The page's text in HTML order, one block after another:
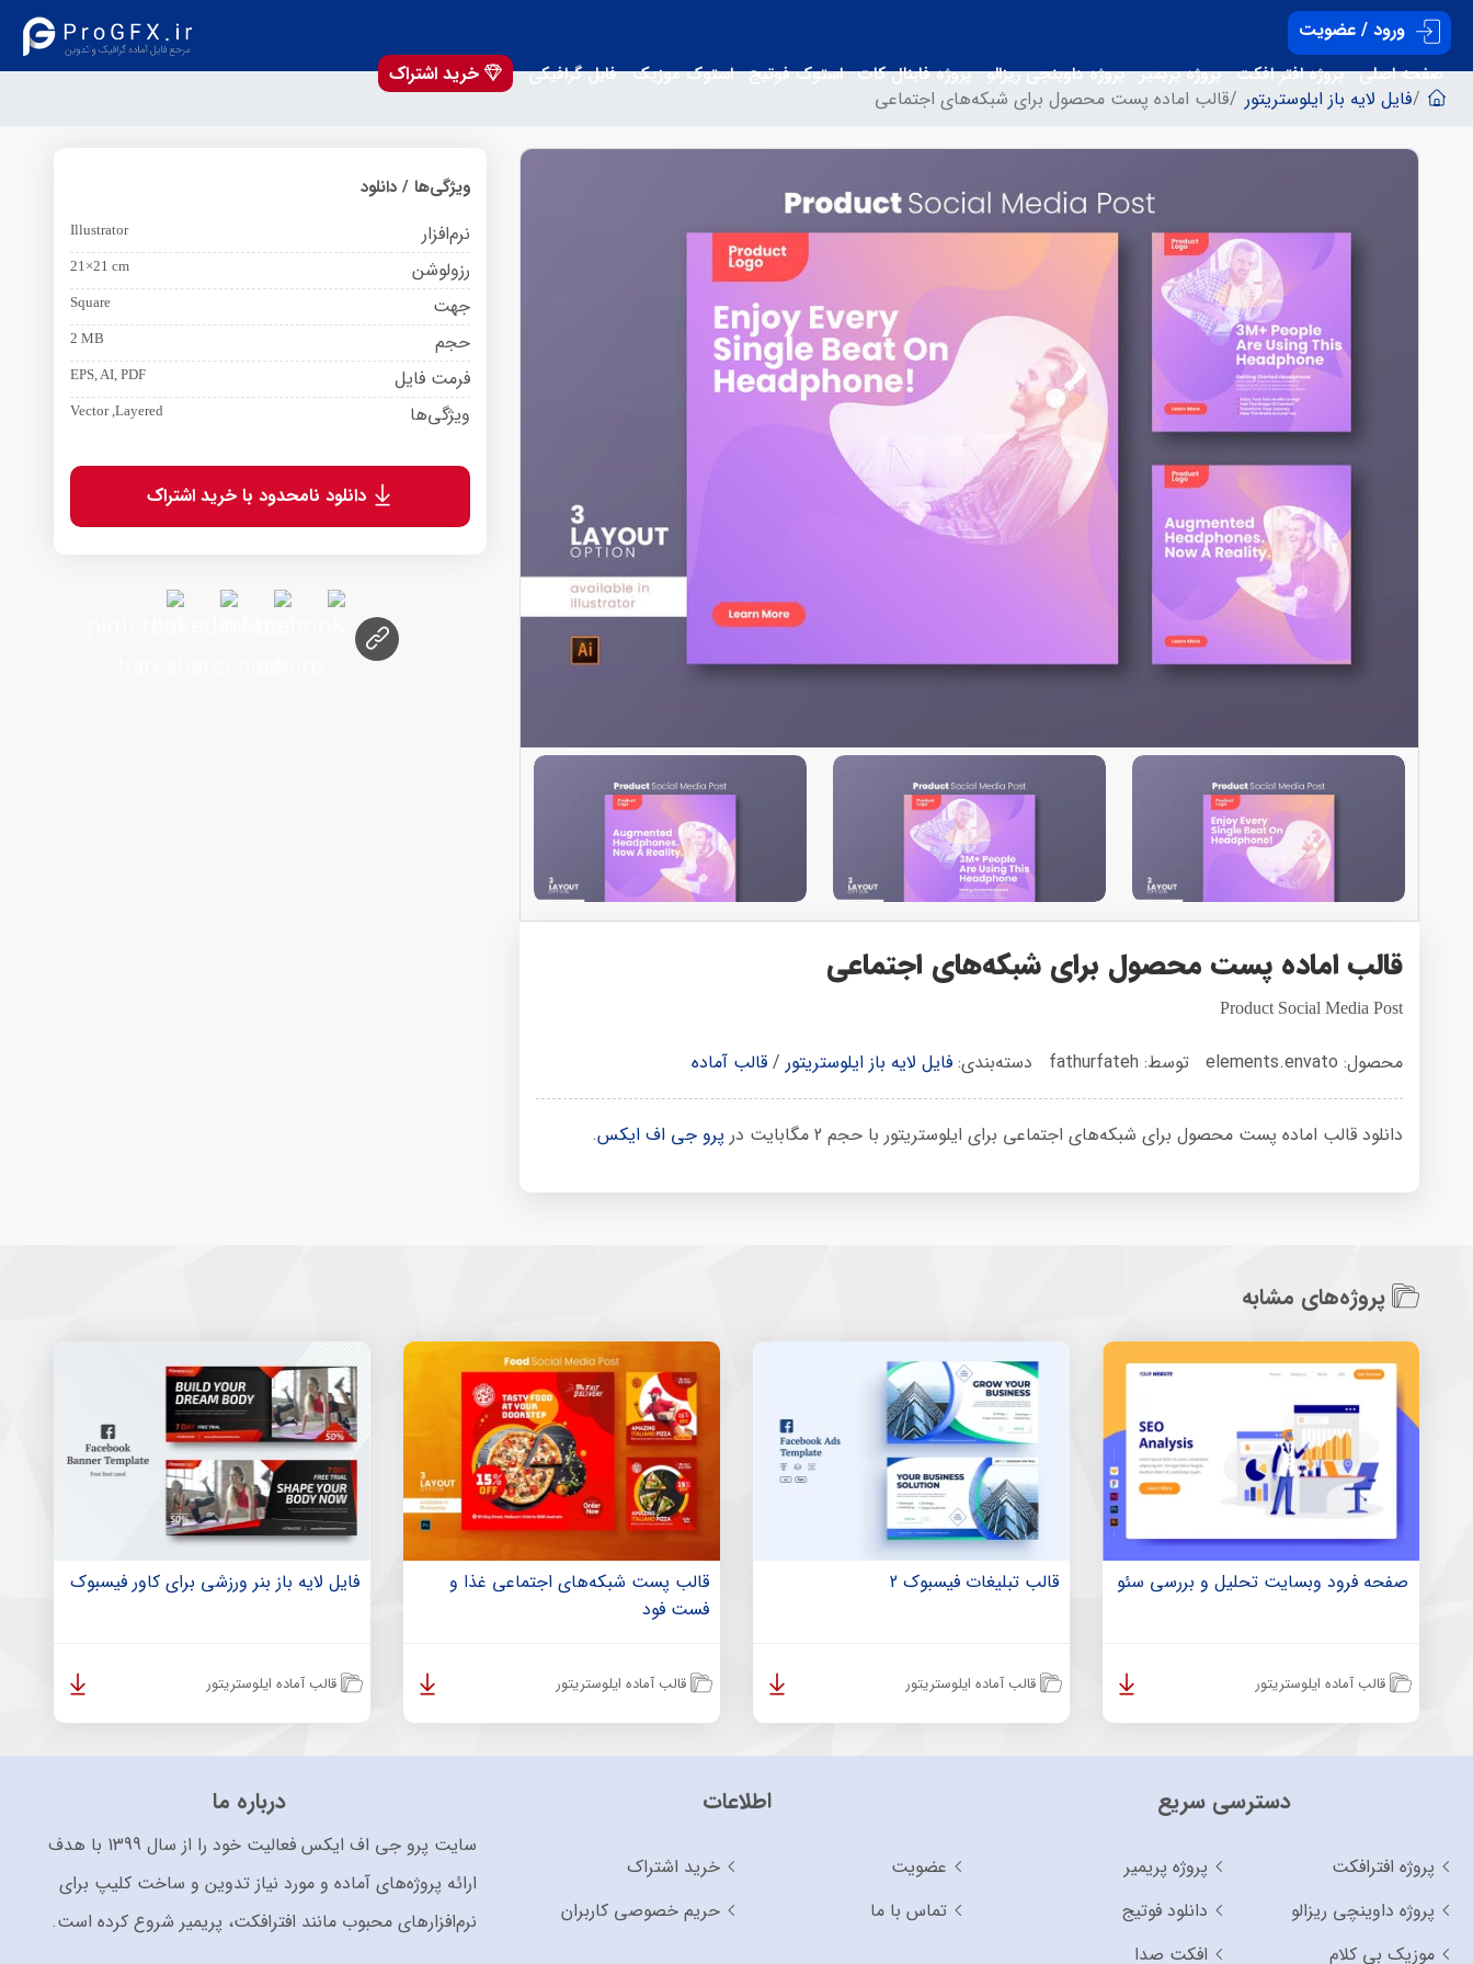
ورود / عضویت
صفحه اصلی پروژه افتر افکت پروژه پریمیر پروژه داوینچی ریزالو پروژه فاینال کات استوک فوتیج استوک موزیک فایل گرافیکی
خرید اشتراک
فایل لایه باز ایلوستریتور
قالب اماده پست محصول برای شبکه‌های اجتماعی
قالب اماده پست محصول برای شبکه‌های اجتماعی
Product Social Media Post
محصول: elements.envato توسط: fathurfateh دسته‌بندی: فایل لایه باز ایلوستریتور / قالب آماده
دانلود قالب اماده پست محصول برای شبکه‌های اجتماعی برای ایلوستریتور با حجم 2 مگابایت در پرو جی اف ایکس.
ویژگی‌ها / دانلود
نرم‌افزار Illustrator
رزولوشن 21×21 cm
جهت Square
حجم 2 MB
فرمت فایل EPS, AI, PDF
ویژگی‌ها Vector ,Layered
دانلود نامحدود با خرید اشتراک
پروژه‌های مشابه
صفحه فرود وبسایت تحلیل و بررسی سئو
قالب آماده ایلوستریتور
قالب تبلیغات فیسبوک 2
قالب آماده ایلوستریتور
قالب پست شبکه‌های اجتماعی غذا و
فست فود
قالب آماده ایلوستریتور
فایل لایه باز بنر ورزشی برای کاور فیسبوک
قالب آماده ایلوستریتور
دسترسی سریع
پروژه افترافکت
پروژه پریمیر
پروژه داوینچی ریزالو
دانلود فوتیج
موزیک بی کلام
افکت صدا
اطلاعات
عضویت
خرید اشتراک
تماس با ما
حریم خصوصی کاربران
درباره ما
سایت پرو جی اف ایکس فعالیت خود را از سال 1399 با هدف
ارائه پروژه‌های آماده و مورد نیاز تدوین و ساخت کلیپ برای
نرم‌افزارهای محبوب مانند افترافکت، پریمیر شروع کرده است.